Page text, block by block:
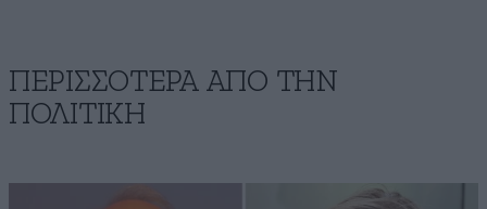
ΠΕΡΙΣΣΟΤΕΡΑ ΑΠΟ ΤΗΝ
ΠΟΛΙΤΙΚΗ